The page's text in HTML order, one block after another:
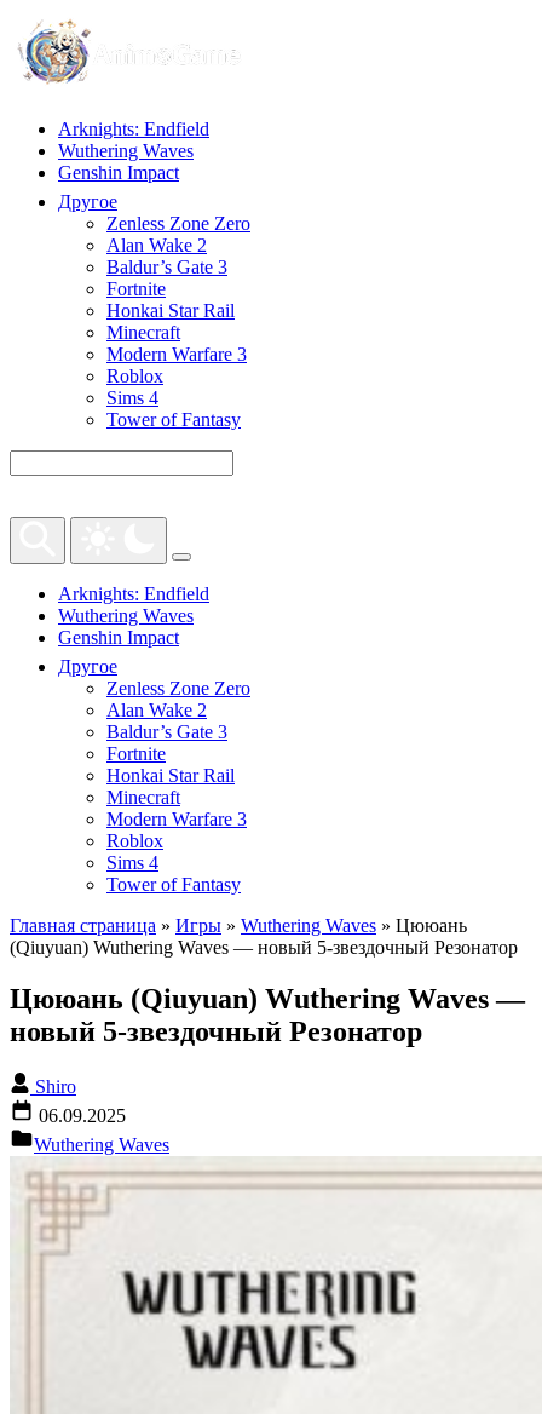
Arknights: Endfield
Wuthering Waves
Genshin Impact
Другое
Zenless Zone Zero
Alan Wake 2
Baldur’s Gate 3
Fortnite
Honkai Star Rail
Minecraft
Modern Warfare 3
Roblox
Sims 4
Tower of Fantasy
Arknights: Endfield
Wuthering Waves
Genshin Impact
Другое
Zenless Zone Zero
Alan Wake 2
Baldur’s Gate 3
Fortnite
Honkai Star Rail
Minecraft
Modern Warfare 3
Roblox
Sims 4
Tower of Fantasy
Главная страница » Игры » Wuthering Waves » Цююань
(Qiuyuan) Wuthering Waves — новый 5-звездочный Резонатор
Цююань (Qiuyuan) Wuthering Waves —
новый 5-звездочный Резонатор
Shiro
06.09.2025
Wuthering Waves